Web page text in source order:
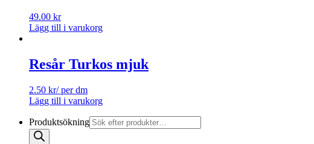
49.00 kr
Lägg till i varukorg
Resår Turkos mjuk
2.50 kr/ per dm
Lägg till i varukorg
Produktsökning